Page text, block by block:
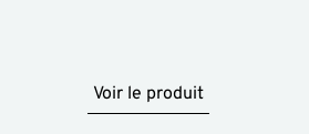
Voir le produit